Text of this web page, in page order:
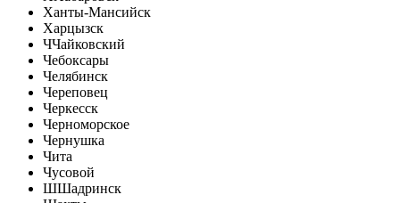
Ханты-Мансийск
Харцызск
ЧЧайковский
Чебоксары
Челябинск
Череповец
Черкесск
Черноморское
Чернушка
Чита
Чусовой
ШШадринск